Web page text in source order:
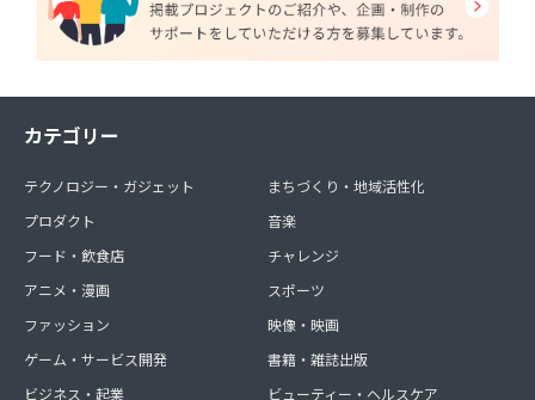
カテゴリー
テクノロジー・ガジェット
プロダクト
フード・飲食店
アニメ・漫画
ファッション
ゲーム・サービス開発
ビジネス・起業
まちづくり・地域活性化
音楽
チャレンジ
スポーツ
映像・映画
書籍・雑誌出版
ビューティー・ヘルスケア